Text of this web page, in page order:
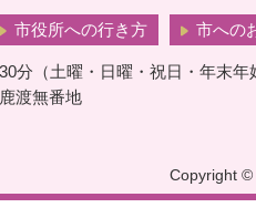
市役所への行き方 市への
分（土曜・日曜・祝日・年末年
渡無番地
Copyright ©